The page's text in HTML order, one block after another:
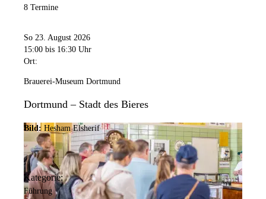
8 Termine
So 23. August 2026
15:00 bis 16:30 Uhr
Ort:
Brauerei-Museum Dortmund
Dortmund – Stadt des Bieres
Bild: Hesham Elsherif
Kategorie:
Führung